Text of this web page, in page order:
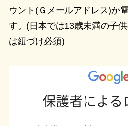
ウント(Ｇメールアドレス)か
す。(日本では13歳未満の子
は紐づけ必須)